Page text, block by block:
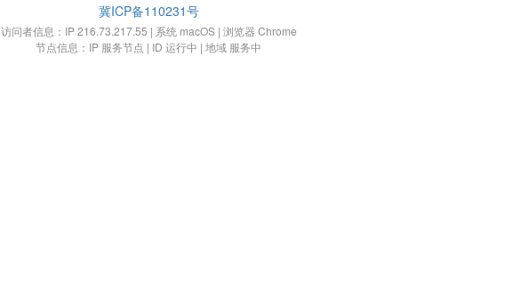
冀ICP备110231号
访问者信息：IP 216.73.217.55 | 系统 macOS | 浏览器 Chrome
节点信息：IP 服务节点 | ID 运行中 | 地域 服务中